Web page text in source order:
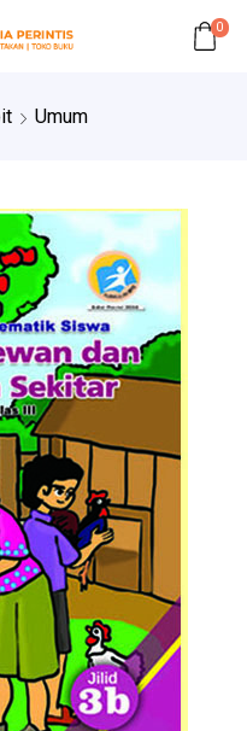
0
Umum